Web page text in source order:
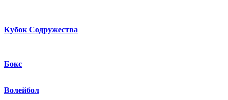
Кубок Содружества
Бокс
Волейбол